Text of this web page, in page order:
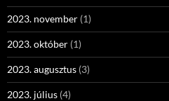
2023. november (1)
2023. október (1)
2023. augusztus (3)
2023. július (4)